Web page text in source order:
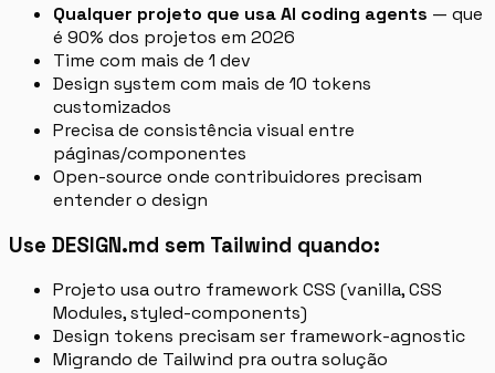
Qualquer projeto que usa AI coding agents — que
é 90% dos projetos em 2026
Time com mais de 1 dev
Design system com mais de 10 tokens
customizados
Precisa de consistência visual entre
páginas/componentes
Open-source onde contribuidores precisam
entender o design
Use DESIGN.md sem Tailwind quando:
Projeto usa outro framework CSS (vanilla, CSS
Modules, styled-components)
Design tokens precisam ser framework-agnostic
Migrando de Tailwind pra outra solução